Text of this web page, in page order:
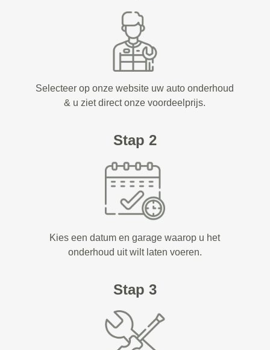
Selecteer op onze website uw auto onderhoud
& u ziet direct onze voordeelprijs.
Stap 2
Kies een datum en garage waarop u het
onderhoud uit wilt laten voeren.
Stap 3